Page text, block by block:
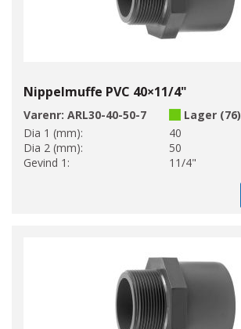
Nippelmuffe PVC 40×11/4"
Varenr: ARL30-40-50-7
Lager (76)
Dia 1 (mm):
40
Dia 2 (mm):
50
Gevind 1:
11/4"